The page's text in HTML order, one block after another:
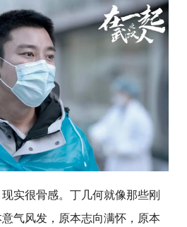
实很骨感。丁几何就像那些刚
气风发，原本志向满怀，原本